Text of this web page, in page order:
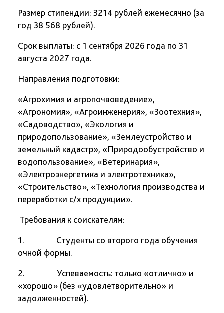
Размер стипендии: 3214 рублей ежемесячно (за
год 38 568 рублей).
Срок выплаты: с 1 сентября 2026 года по 31
августа 2027 года.
Направления подготовки:
«Агрохимия и агропочвоведение»,
«Агрономия», «Агроинженерия», «Зоотехния»,
«Садоводство», «Экология и
природопользование», «Землеустройство и
земельный кадастр», «Природообустройство и
водопользование», «Ветеринария»,
«Электроэнергетика и электротехника»,
«Строительство», «Технология производства и
переработки с/х продукции».
Требования к соискателям:
1. Студенты со второго года обучения
очной формы.
2. Успеваемость: только «отлично» и
«хорошо» (без «удовлетворительно» и
задолженностей).